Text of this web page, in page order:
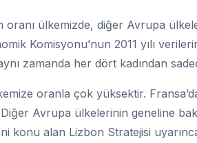
oranı ülkemizde, diğer Avrupa
Komisyonu’nun 2011 yılı
zamanda her dört kadından
oranla çok yüksektir.
Avrupa ülkelerinin geneline
konu alan Lizbon Stratejisi